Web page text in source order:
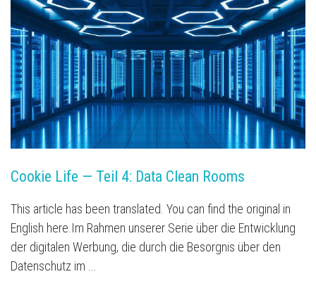
Cookie Life — Teil 4: Data Clean Rooms
This article has been translated. You can find the original in
English here.Im Rahmen unserer Serie über die Entwicklung
der digitalen Werbung, die durch die Besorgnis über den
Datenschutz im ...